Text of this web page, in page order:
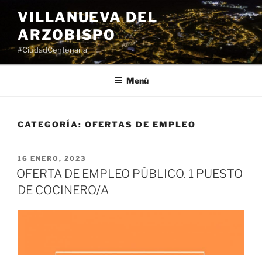
contenido
VILLANUEVA DEL
ARZOBISPO
#CiudadCentenaria
Menú
CATEGORÍA: OFERTAS DE EMPLEO
PUBLICADO
EL
16 ENERO, 2023
OFERTA DE EMPLEO PÚBLICO. 1 PUESTO
DE COCINERO/A